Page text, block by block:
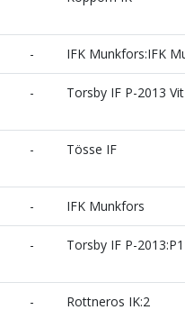
- IFK Munkfors:IFK
- Torsby IF P-2013 Vit
- Tösse IF
- IFK Munkfors
- Torsby IF P-
- Rottneros IK:2